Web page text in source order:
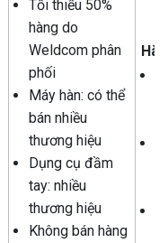
Tối thiểu 50%
hàng do
Weldcom phân
phối
Máy hàn: có thể
bán nhiều
thương hiệu
Dụng cụ đầm
tay: nhiều
thương hiệu
Không bán hàng